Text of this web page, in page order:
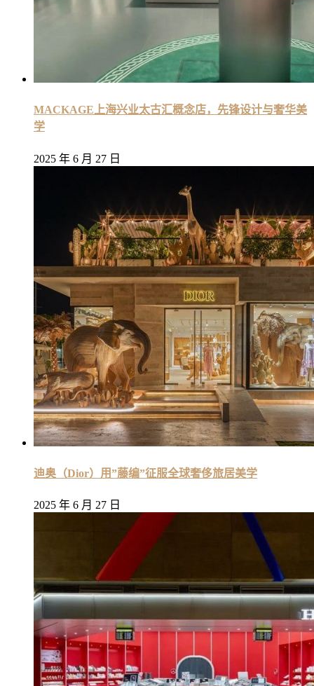
MACKAGE上海兴业太古汇概念店，先锋设计与奢华美
学
2025 年 6 月 27 日
迪奥（Dior）用”藤编”征服全球奢侈旅居美学
2025 年 6 月 27 日